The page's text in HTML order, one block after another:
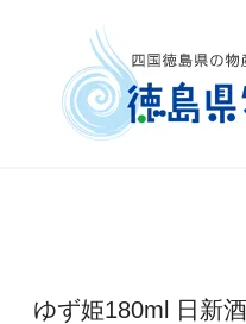
ゆず姫180ml 日新